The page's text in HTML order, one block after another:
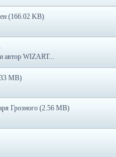
(166.02 KB)
автор WIZART...
MB)
Грозного (2.56 MB)